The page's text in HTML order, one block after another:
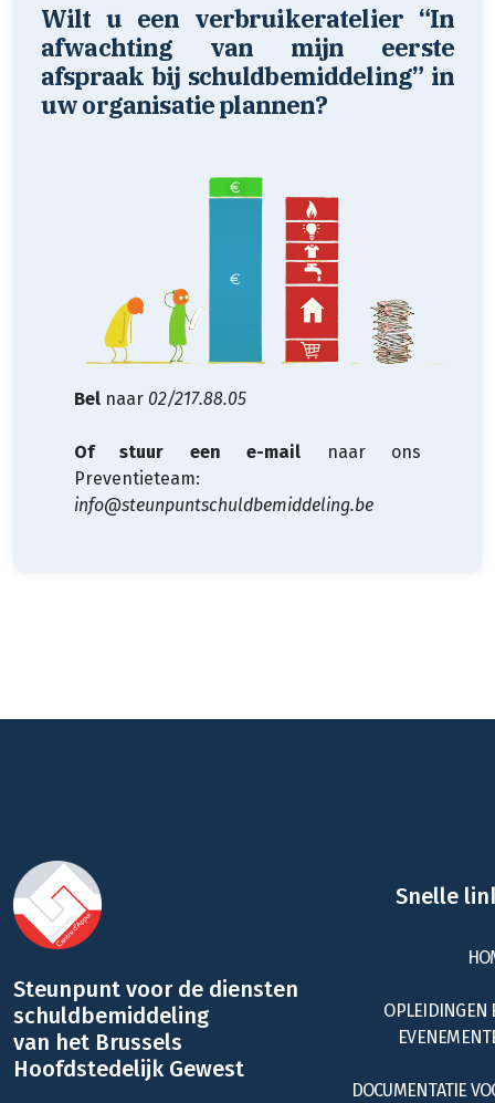
Wilt u een verbruikeratelier “In
afwachting van mijn eerste
afspraak bij schuldbemiddeling” in
uw organisatie plannen?
Belnaar 02/217.88.05
Of stuur een e-mail naar ons
Preventieteam:
info@steunpuntschuldbemiddeling.be
Steunpunt voor de diensten
schuldbemiddeling
van het Brussels
Hoofdstedelijk Gewest
Snelle
OPLEIDINGEN
DOCUMENTATIE